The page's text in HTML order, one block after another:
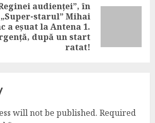
audienței”, în
starul” Mihai
a eșuat la Antena 1.
după un start
ratat!
will not be published. Required